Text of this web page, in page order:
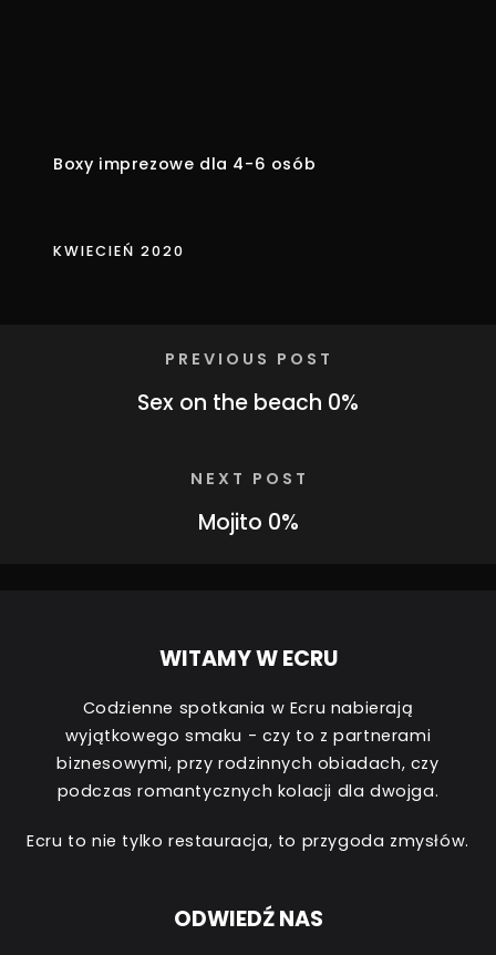
Boxy imprezowe dla 4-6 osób
KWIECIEŃ 2020
PREVIOUS POST
Sex on the beach 0%
NEXT POST
Mojito 0%
WITAMY W ECRU
Codzienne spotkania w Ecru nabierają
wyjątkowego smaku - czy to z partnerami
biznesowymi, przy rodzinnych obiadach, czy
podczas romantycznych kolacji dla dwojga.
Ecru to nie tylko restauracja, to przygoda zmysłów.
ODWIEDŹ NAS